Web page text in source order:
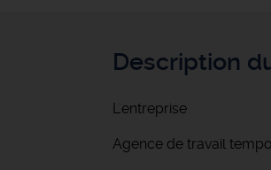
Description
L'entreprise
Agence de travail